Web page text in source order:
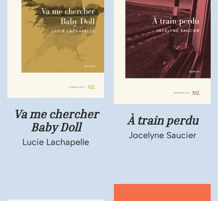
Va me chercher
Baby Doll
Lucie Lachapelle
À train perdu
Jocelyne Saucier